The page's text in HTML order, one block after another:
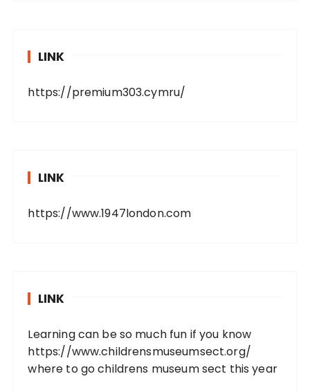
LINK
https://premium303.cymru/
LINK
https://www.1947london.com
LINK
Learning can be so much fun if you know
https://www.childrensmuseumsect.org/
where to go childrens museum sect this year